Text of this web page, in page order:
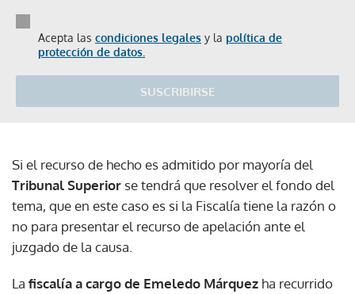
Acepta las condiciones legales y la política de
protección de datos.
SUSCRIBIRSE
Si el recurso de hecho es admitido por mayoría del
Tribunal Superior se tendrá que resolver el fondo del
tema, que en este caso es si la Fiscalía tiene la razón o
no para presentar el recurso de apelación ante el
juzgado de la causa.
La fiscalía a cargo de Emeledo Márquez ha recurrido